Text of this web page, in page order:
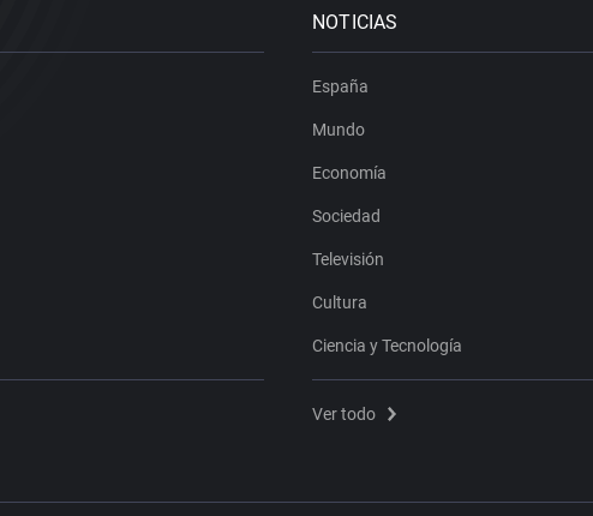
NOTICIAS
España
Mundo
Economía
Sociedad
Televisión
Cultura
Ciencia y Tecnología
Ver todo